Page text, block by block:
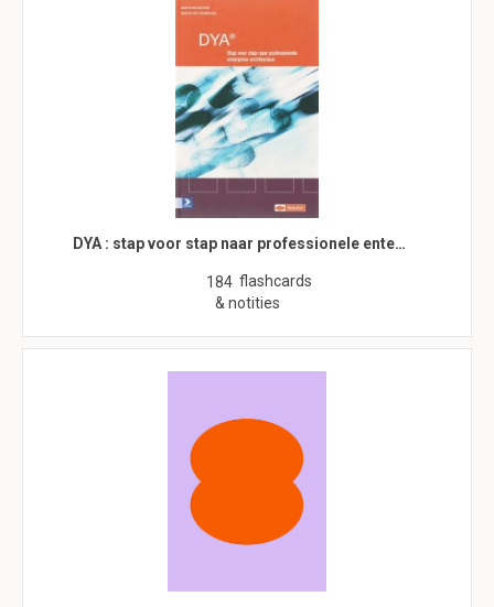
DYA : stap voor stap naar professionele ente…
184 flashcards
& notities